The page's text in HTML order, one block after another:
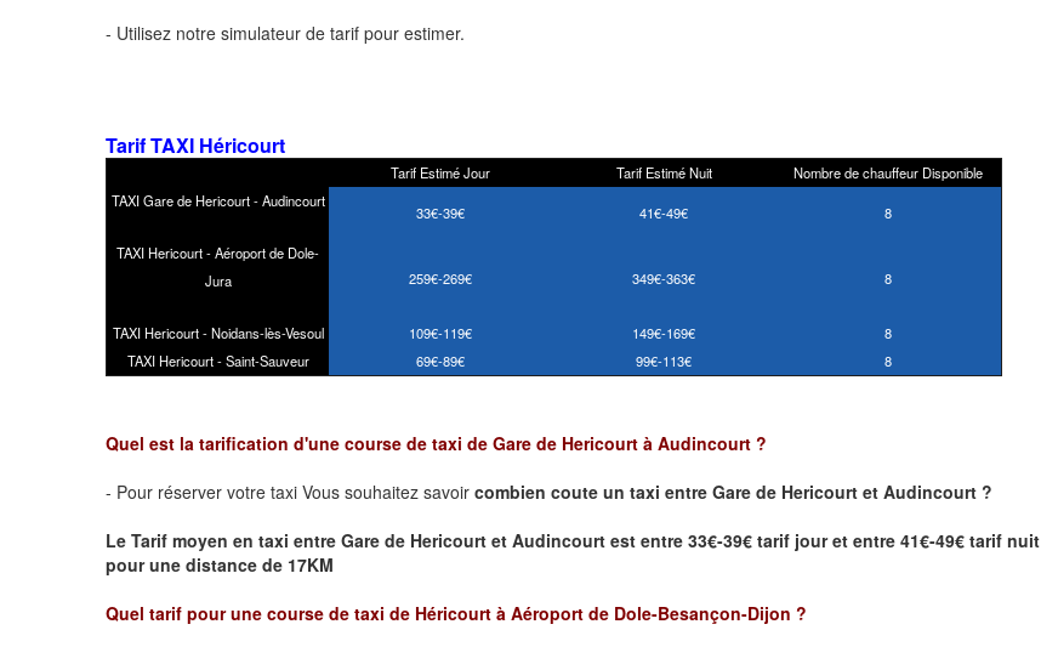
- Utilisez notre simulateur de tarif pour estimer.
Tarif TAXI Héricourt
Tarif Estimé Jour Tarif Estimé Nuit
Nombre de chauffeur Disponible
TAXI Gare de Hericourt - Audincourt
33€-39€ 41€-49€ 8
TAXI Hericourt - Aéroport de Dole-
Jura
259€-269€ 349€-363€ 8
TAXI Hericourt - Noidans-lès-Vesoul 109€-119€ 149€-169€
8
TAXI Hericourt - Saint-Sauveur
69€-89€ 99€-113€ 8
Quel est la tarification d'une course de taxi de Gare de Hericourt à Audincourt ?
- Pour réserver votre taxi Vous souhaitez savoir combien coute un taxi entre Gare de Hericourt et Audincourt ?
Le Tarif moyen en taxi entre Gare de Hericourt et Audincourt est entre 33€-39€ tarif jour et entre 41€-49€ tarif nuit
pour une distance de 17KM
Quel tarif pour une course de taxi de Héricourt à Aéroport de Dole-Besançon-Dijon ?